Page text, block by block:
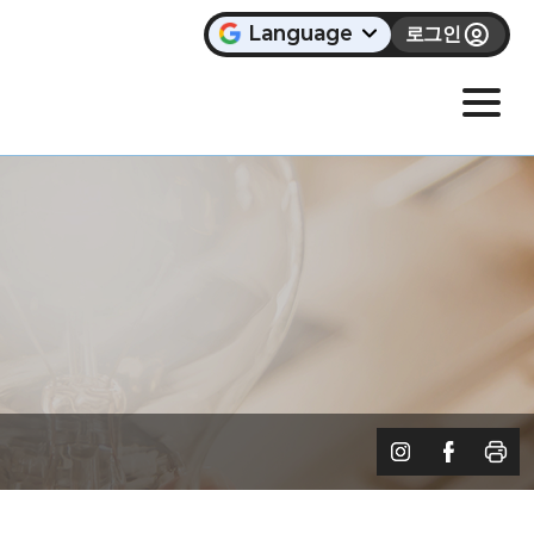
Language 로그인